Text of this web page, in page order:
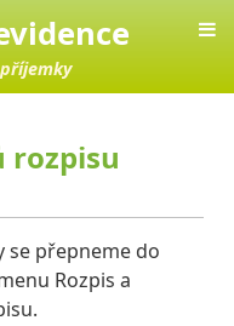
rozpisu
se přepneme do
Rozpis a